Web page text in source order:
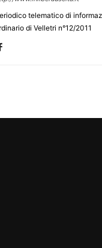
telematico di
di Velletri n°12/2011